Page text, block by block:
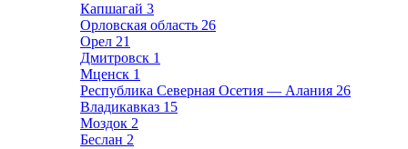
Капшагай 3
Орловская область 26
Орел 21
Дмитровск 1
Мценск 1
Республика Северная Осетия — Алания 26
Владикавказ 15
Моздок 2
Беслан 2